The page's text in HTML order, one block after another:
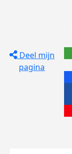
Deel mijn
pagina